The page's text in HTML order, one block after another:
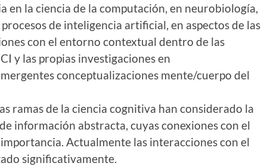
en la ciencia de la computación, en neurobiología,
de inteligencia artificial, en aspectos de las
con el entorno contextual dentro de las
y las propias investigaciones en
conceptualizaciones mente/cuerpo del
ramas de la ciencia cognitiva han considerado la
información abstracta, cuyas conexiones con el
Actualmente las interacciones con el
significativamente.